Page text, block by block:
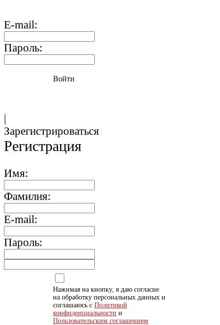
E-mail:
Пароль:
Войти
|
Зарегистрироваться
Регистрация
Имя:
Фамилия:
E-mail:
Пароль:
Нажимая на кнопку, я даю согласие
на обработку персональных данных и
соглашаюсь с Политикой
конфиденциальности и
Пользовательским соглашением